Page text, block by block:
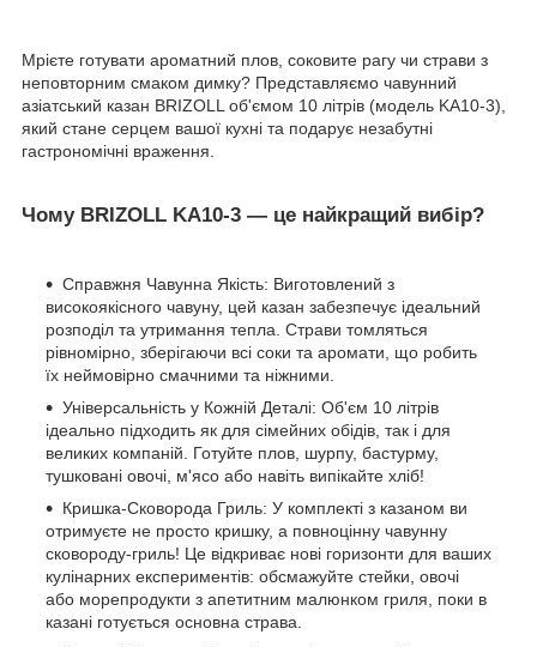
Мрієте готувати ароматний плов, соковите рагу чи страви з
неповторним смаком димку? Представляємо чавунний
азіатський казан BRIZOLL об'ємом 10 літрів (модель KA10-3),
який стане серцем вашої кухні та подарує незабутні
гастрономічні враження.
Чому BRIZOLL KA10-3 — це найкращий вибір?
Справжня Чавунна Якість: Виготовлений з
високоякісного чавуну, цей казан забезпечує ідеальний
розподіл та утримання тепла. Страви томляться
рівномірно, зберігаючи всі соки та аромати, що робить
їх неймовірно смачними та ніжними.
Універсальність у Кожній Деталі: Об'єм 10 літрів
ідеально підходить як для сімейних обідів, так і для
великих компаній. Готуйте плов, шурпу, бастурму,
тушковані овочі, м'ясо або навіть випікайте хліб!
Кришка-Сковорода Гриль: У комплекті з казаном ви
отримуєте не просто кришку, а повноцінну чавунну
сковороду-гриль! Це відкриває нові горизонти для ваших
кулінарних експериментів: обсмажуйте стейки, овочі
або морепродукти з апетитним малюнком гриля, поки в
казані готується основна страва.